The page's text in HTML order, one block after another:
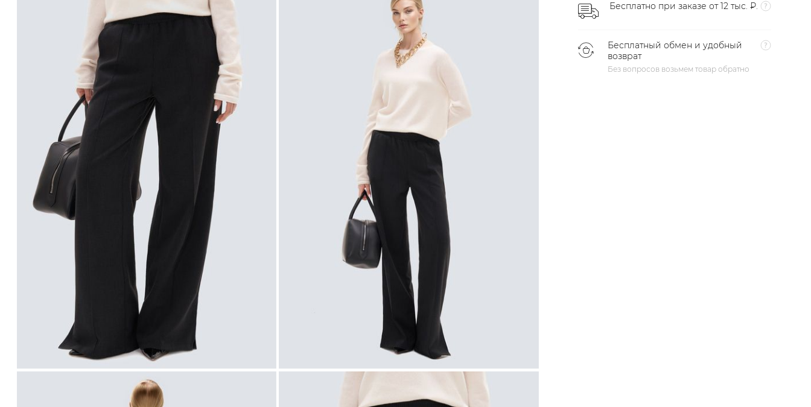
Бесплатно при заказе от 12 тыс. ₽.
Бесплатный обмен и удобный
возврат
Без вопросов возьмем товар обратно